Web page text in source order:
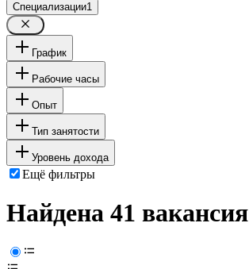
Специализации1
График
Рабочие часы
Опыт
Тип занятости
Уровень дохода
Ещё фильтры
Найдена 41 вакансия